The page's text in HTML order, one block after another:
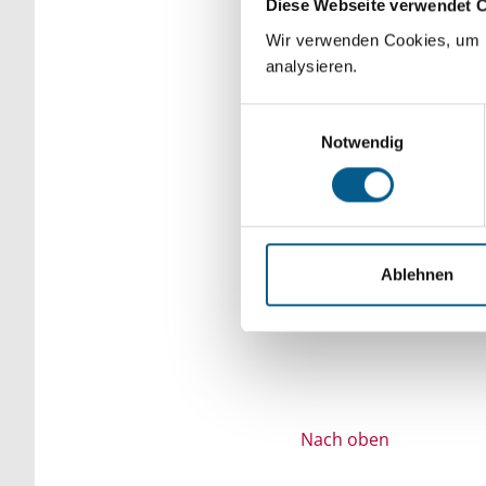
Diese Webseite verwendet
Wir verwenden Cookies,
analysieren.
Notwendig
Ablehnen
Bitte Suchbegriff
verfeinert werden.
Nach oben